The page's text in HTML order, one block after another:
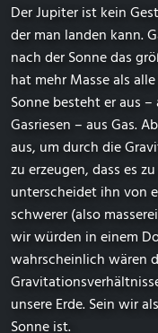
Der Jupiter ist kein
der man landen kann.
nach der Sonne das
hat mehr Masse als
Sonne besteht er aus
Gasriesen – aus Gas.
aus, um durch die
zu erzeugen, dass es
unterscheidet ihn von
schwerer (also
wir würden in einem
wahrscheinlich wären
unsere Erde. Sein wir
Sonne ist.